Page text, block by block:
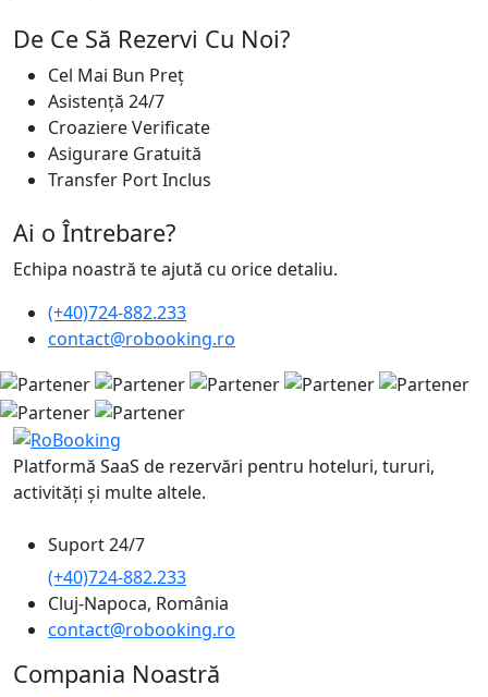
De Ce Să Rezervi Cu Noi?
Cel Mai Bun Preț
Asistență 24/7
Croaziere Verificate
Asigurare Gratuită
Transfer Port Inclus
Ai o Întrebare?
Echipa noastră te ajută cu orice detaliu.
(+40)724-882.233
contact@robooking.ro
Platformă SaaS de rezervări pentru hoteluri, tururi,
activități și multe altele.
Suport 24/7
(+40)724-882.233
Cluj-Napoca, România
contact@robooking.ro
Compania Noastră